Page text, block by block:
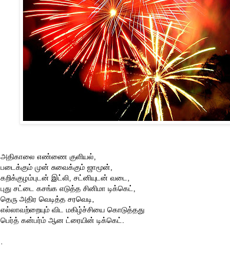
அதிகாலை எண்ணை குளியல்,
படைக்கும் முன் சுவைக்கும் ஜாமூன்,
கறிக்குழம்புடன் இட்லி, சட்னியுடன் வடை,
புது சட்டை கசங்க எடுத்த சினிமா டிக்கெட்,
தெரு அதிர வெடித்த சரவெடி,
எல்லாவற்றையும் விட மகிழ்ச்சியை கொடுத்தது
பெர்த் கன்பர்ம் ஆன ட்ரையின் டிக்கெட்.